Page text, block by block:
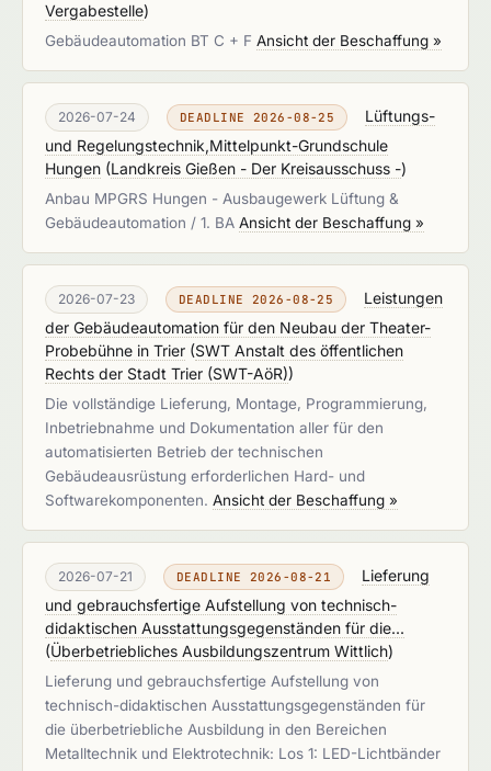
Vergabestelle)
Gebäudeautomation BT C + F Ansicht der Beschaffung »
2026-07-24 DEADLINE 2026-08-25
Lüftungs-
und Regelungstechnik,Mittelpunkt-Grundschule
Hungen (Landkreis Gießen - Der Kreisausschuss -)
Anbau MPGRS Hungen - Ausbaugewerk Lüftung &
Gebäudeautomation / 1. BA Ansicht der Beschaffung »
2026-07-23 DEADLINE 2026-08-25
Leistungen
der Gebäudeautomation für den Neubau der Theater-
Probebühne in Trier (SWT Anstalt des öffentlichen
Rechts der Stadt Trier (SWT-AöR))
Die vollständige Lieferung, Montage, Programmierung,
Inbetriebnahme und Dokumentation aller für den
automatisierten Betrieb der technischen
Gebäudeausrüstung erforderlichen Hard- und
Softwarekomponenten. Ansicht der Beschaffung »
2026-07-21 DEADLINE 2026-08-21
Lieferung
und gebrauchsfertige Aufstellung von technisch-
didaktischen Ausstattungsgegenständen für die...
(Überbetriebliches Ausbildungszentrum Wittlich)
Lieferung und gebrauchsfertige Aufstellung von
technisch-didaktischen Ausstattungsgegenständen für
die überbetriebliche Ausbildung in den Bereichen
Metalltechnik und Elektrotechnik: Los 1: LED-Lichtbänder